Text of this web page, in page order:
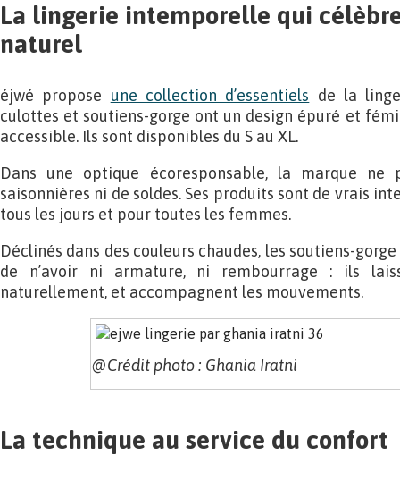
La lingerie intemporelle qui
naturel
éjwé propose une collection d’essentiels de la
culottes et soutiens-gorge ont un design épuré et
accessible. Ils sont disponibles du S au XL.
Dans une optique écoresponsable, la marque ne
saisonnières ni de soldes. Ses produits sont de vrais
tous les jours et pour toutes les femmes.
Déclinés dans des couleurs chaudes, les soutiens-
de n’avoir ni armature, ni rembourrage : ils
naturellement, et accompagnent les mouvements.
@Crédit photo : Ghania Iratni
La technique au service du confort